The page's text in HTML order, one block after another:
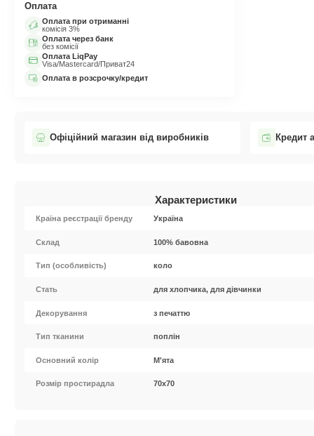
Оплата
Оплата при отриманні
комісія 3%
Оплата через банк
без комісії
Оплата LiqPay
Visa/Mastercard/Приват24
Оплата в розсрочку/кредит
Офіційний магазин від виробників Кредит
Характеристики
Країна реєстрації бренду Україна
Cклад 100% бавовна
Тип (особливість) коло
Стать для хлопчика, для дівчинки
Декорування з печаттю
Тип тканини поплін
Основний колір М'ята
Розмір простирадла 70х70